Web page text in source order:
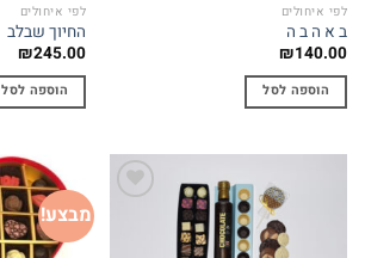
לפי איחולים
ב א ה ב ה
₪140.00
הוספה לסל
לפי איחולים
החיוך שבלב
₪245.00
הוספה לסל
מבצע!